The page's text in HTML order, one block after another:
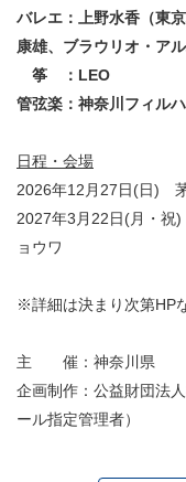
バレエ：上野水香（東
康雄、ブラウリオ・ア
筝 ：LEO
管弦楽：神奈川フィル
日程・会場
2026年12月27日(日)
2027年3月22日(月・
ョウワ
※詳細は決まり次第HP
主 催：神奈川県
企画制作：公益財団法
ール指定管理者）